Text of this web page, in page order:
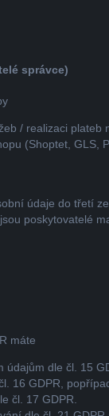
správce)
/ realizaci plateb
(Shoptet,
údaje do třetí
poskytovatelé
máte
dle čl. 15
16 GDPR,
čl. 17 GDPR.